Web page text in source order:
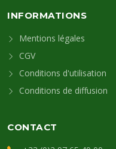
INFORMATIONS
Mentions légales
CGV
Conditions d'utilisation
Conditions de diffusion
CONTACT